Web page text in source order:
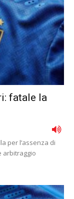
fatale la
per l’assenza di
arbitraggio